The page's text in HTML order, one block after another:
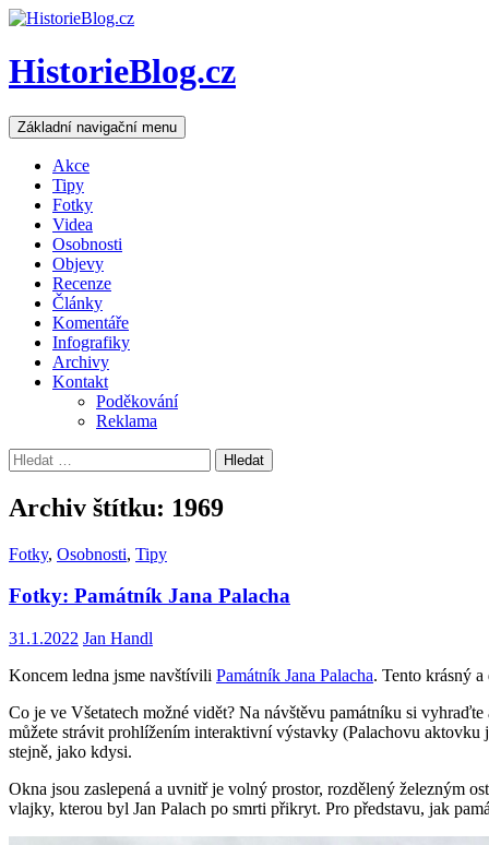
HistorieBlog.cz
Hledat
Základní navigační menu Přejít
k
Akce
Tipy
Fotky
Videa
Osobnosti
Objevy
Recenze
Články
Komentáře
Infografiky
Archivy
Kontakt
Poděkování
Reklama
Vyhledávání
Archiv štítku: 1969
Fotky, Osobnosti, Tipy
Fotky: Památník Jana Palacha
31.1.2022 Jan Handl
Koncem ledna jsme navštívili Památník Jana Palacha. Tento krásný
Co je ve Všetatech možné vidět? Na návštěvu památníku si
můžete strávit prohlížením interaktivní výstavky (Palachovu
stejně, jako kdysi.
Okna jsou zaslepená a uvnitř je volný prostor, rozdělený železným
vlajky, kterou byl Jan Palach po smrti přikryt. Pro představu, jak